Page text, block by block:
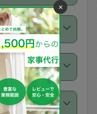
です。3時間を
、延長機能をご
利用いただくに
に相談し、合意
必要です。な
値引き等はござ
いますか？
タスカジさん自
ています。
には最初は制限
レビューの平均
能な最高額が上
い
カード（Visa／
EXPRESS／
にお願いする場
×